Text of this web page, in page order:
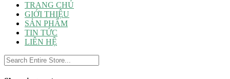
TRANG CHỦ
GIỚI THIỆU
SẢN PHẨM
TIN TỨC
LIÊN HỆ